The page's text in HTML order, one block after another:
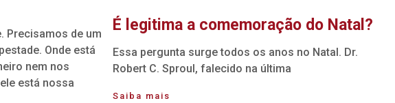
Precisamos de um
Onde está
nem nos
está nossa
É legitima a comemoração do Natal?
Essa pergunta surge todos os anos no Natal. Dr.
Robert C. Sproul, falecido na última
Saiba mais